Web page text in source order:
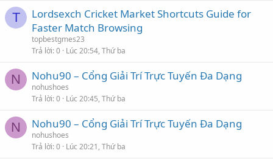
T
Lordsexch Cricket Market Shortcuts Guide for
Faster Match Browsing
topbestgmes23
Trả lời 0 Lúc 20:54, Thứ ba
N Nohu90 – Cổng Giải Trí Trực Tuyến Đa Dạng
nohushoes
Trả lời 0 Lúc 20:45, Thứ ba
N Nohu90 – Cổng Giải Trí Trực Tuyến Đa Dạng
nohushoes
Trả lời 0 Lúc 20:21, Thứ ba